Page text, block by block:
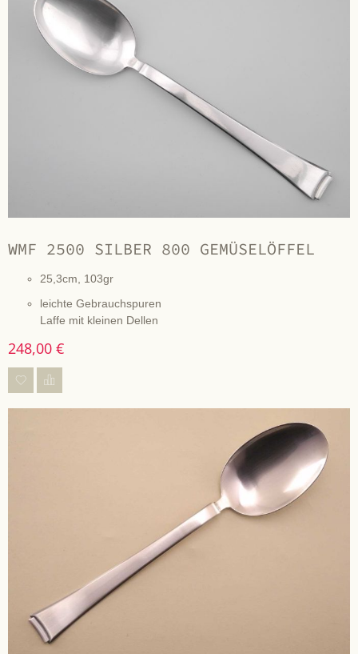
WMF 2500 SILBER 800 GEMÜSELÖFFEL
25,3cm, 103gr
leichte Gebrauchspuren
Laffe mit kleinen Dellen
248,00 €